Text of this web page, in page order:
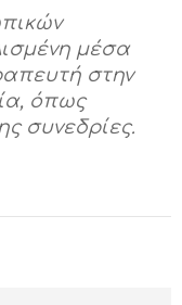
μέσα
στην
όπως
συνεδρίες.